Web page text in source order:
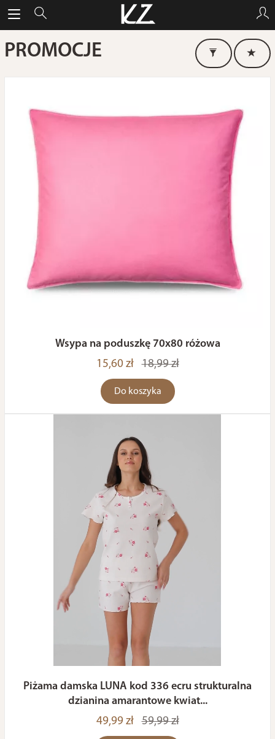
PROMOCJE
Wsypa na poduszkę 70x80 różowa
15,60 zł
18,99 zł
Do koszyka
Piżama damska LUNA kod 336 ecru strukturalna
dzianina amarantowe kwiat...
49,99 zł
59,99 zł